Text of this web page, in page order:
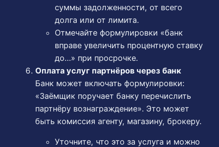
суммы задолженности, от всего
долга или от лимита.
Отмечайте формулировки «банк
вправе увеличить процентную ставку
до…» при просрочке.
Оплата услуг партнёров через банк
Банк может включать формулировки:
«Заёмщик поручает банку перечислить
партнёру вознаграждение». Это может
быть комиссия агенту, магазину, брокеру.
Уточните, что это за услуга и можно